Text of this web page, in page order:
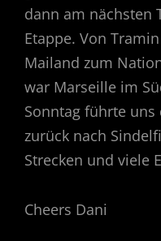
dann am nächsten
Etappe. Von
Mailand zum
war Marseille im
Sonntag führte
zurück nach
Strecken und viele
Cheers Dani